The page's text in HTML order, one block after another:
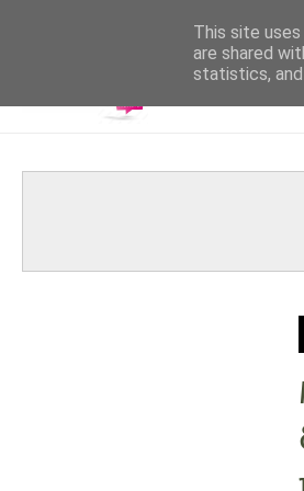
This site
are shared
statistics,